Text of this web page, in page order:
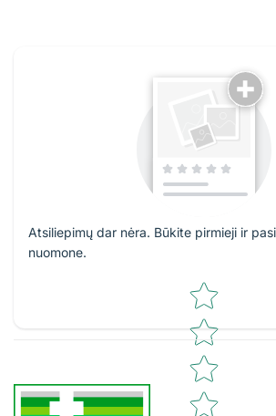
Atsiliepimų dar nėra. Būkite pirmieji ir
nuomone.
Star rating